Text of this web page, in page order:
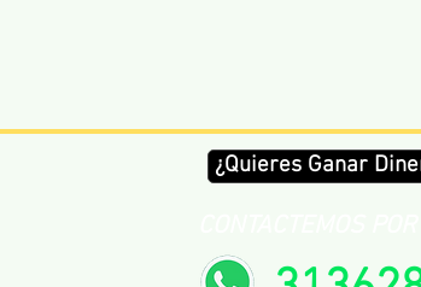
¿Quieres Ganar